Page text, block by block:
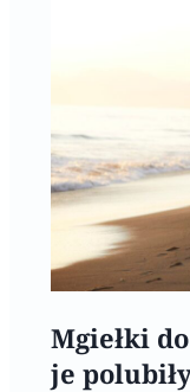
Mgiełki
je